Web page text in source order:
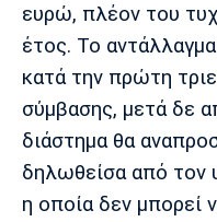
ευρώ, πλέον του
έτος. Το
κατά την πρώτη
σύμβασης, μετά δε
διάστημα θα
δηλωθείσα από τον
η οποία δεν μπορεί